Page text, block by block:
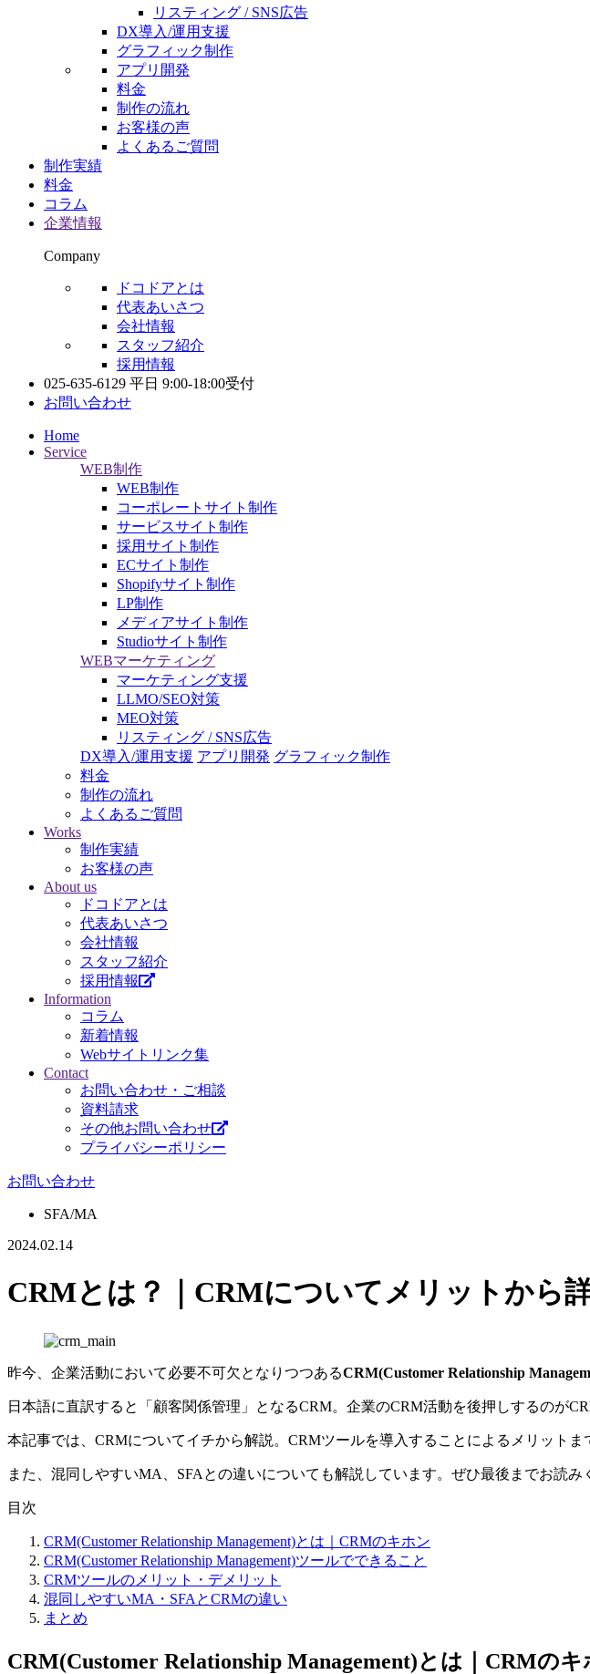
リスティング / SNS広告
DX導入/運用支援
グラフィック制作
アプリ開発
料金
制作の流れ
お客様の声
よくあるご質問
制作実績
料金
コラム
企業情報
Company
ドコドアとは
代表あいさつ
会社情報
スタッフ紹介
採用情報
025-635-6129 平日 9:00-18:00受付
お問い合わせ
Home
Service
WEB制作
WEB制作
コーポレートサイト制作
サービスサイト制作
採用サイト制作
ECサイト制作
Shopifyサイト制作
LP制作
メディアサイト制作
Studioサイト制作
WEBマーケティング
マーケティング支援
LLMO/SEO対策
MEO対策
リスティング / SNS広告
DX導入/運用支援 アプリ開発 グラフィック制作
料金
制作の流れ
よくあるご質問
Works
制作実績
お客様の声
About us
ドコドアとは
代表あいさつ
会社情報
スタッフ紹介
採用情報
Information
コラム
新着情報
Webサイトリンク集
Contact
お問い合わせ・ご相談
資料請求
その他お問い合わせ
プライバシーポリシー
お問い合わせ
SFA/MA
2024.02.14
CRMとは？｜CRMについてメリットから
昨今、企業活動において必要不可欠となりつつあるCRM(Customer Relationship
日本語に直訳すると「顧客関係管理」となるCRM。企業のCRM活動を後押しするのが
本記事では、CRMについてイチから解説。CRMツールを導入することによるメリットま
また、混同しやすいMA、SFAとの違いについても解説しています。ぜひ最後までお読み
目次
CRM(Customer Relationship Management)とは｜CRMのキホン
CRM(Customer Relationship Management)ツールでできること
CRMツールのメリット・デメリット
混同しやすいMA・SFAとCRMの違い
まとめ
CRM(Customer Relationship Management)とは｜CRMのキ